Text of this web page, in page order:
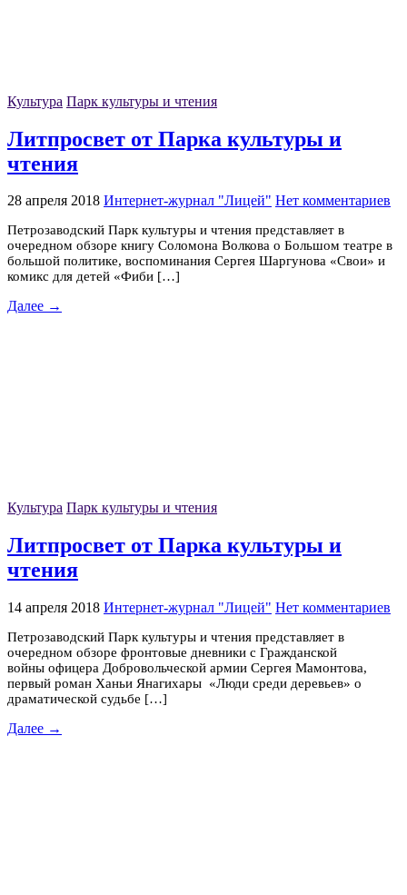
Культура Парк культуры и чтения
Литпросвет от Парка культуры и
чтения
28 апреля 2018 Интернет-журнал "Лицей" Нет комментариев
Петрозаводский Парк культуры и чтения представляет в
очередном обзоре книгу Соломона Волкова о Большом театре в
большой политике, воспоминания Сергея Шаргунова «Свои» и
комикс для детей «Фиби […]
Далее →
Культура Парк культуры и чтения
Литпросвет от Парка культуры и
чтения
14 апреля 2018 Интернет-журнал "Лицей" Нет комментариев
Петрозаводский Парк культуры и чтения представляет в
очередном обзоре фронтовые дневники с Гражданской
войны офицера Добровольческой армии Сергея Мамонтова,
первый роман Ханьи Янагихары «Люди среди деревьев» о
драматической судьбе […]
Далее →